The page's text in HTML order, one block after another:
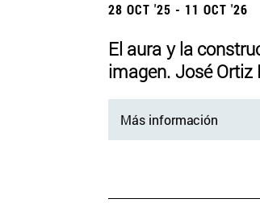
28 OCT '25 - 11 OCT '26
El aura y la
imagen. José Ortiz
Más información